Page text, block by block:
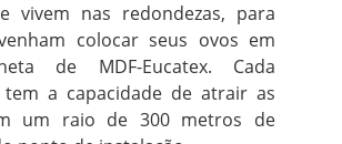
vivem nas redondezas, para
colocar seus ovos em
de MDF-Eucatex. Cada
tem a capacidade de atrair as
um raio de 300 metros de